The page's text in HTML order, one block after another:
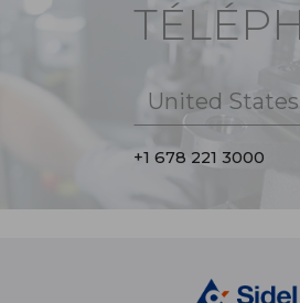
United
+1 678 221 3000